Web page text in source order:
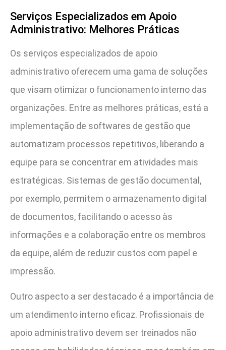
Serviços Especializados em Apoio
Administrativo: Melhores Práticas
Os serviços especializados de apoio
administrativo oferecem uma gama de soluções
que visam otimizar o funcionamento interno das
organizações. Entre as melhores práticas, está a
implementação de softwares de gestão que
automatizam processos repetitivos, liberando a
equipe para se concentrar em atividades mais
estratégicas. Sistemas de gestão documental,
por exemplo, permitem o armazenamento digital
de documentos, facilitando o acesso às
informações e a colaboração entre os membros
da equipe, além de reduzir custos com papel e
impressão.
Outro aspecto a ser destacado é a importância de
um atendimento interno eficaz. Profissionais de
apoio administrativo devem ser treinados não